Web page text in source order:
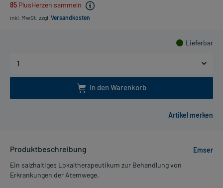
85 PlusHerzen sammeln
inkl. MwSt. zzgl. Versandkosten
Lieferbar
In den Warenkorb
Produktbeschreibung
Emser
Ein salzhaltiges Lokaltherapeutikum zur Behandlung von
Erkrankungen der Atemwege.